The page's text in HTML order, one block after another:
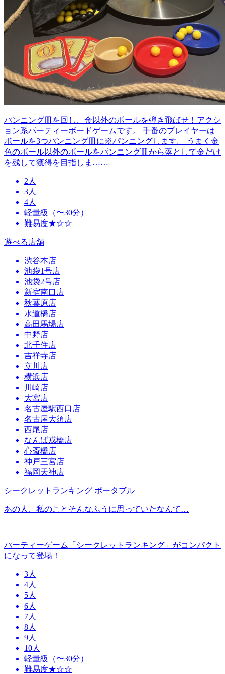
パンニング皿を回し、金以外のボールを弾き飛ばせ！アクシ
ョン系パーティーボードゲームです。 手番のプレイヤーは
ボールを3つパンニング皿に※パンニングします。 うまく金
色のボール以外のボールをパンニング皿から落として金だけ
を残して獲得を目指しま……
2人
3人
4人
軽量級（〜30分）
難易度★☆☆
遊べる店舗
渋谷本店
池袋1号店
池袋2号店
新宿南口店
秋葉原店
水道橋店
高田馬場店
中野店
北千住店
吉祥寺店
立川店
横浜店
川崎店
大宮店
名古屋駅西口店
名古屋大須店
西尾店
なんば戎橋店
心斎橋店
神戸三宮店
福岡天神店
シークレットランキング ポータブル
あの人、私のことそんなふうに思っていたなんて…
パーティーゲーム「シークレットランキング」がコンパクト
になって登場！
3人
4人
5人
6人
7人
8人
9人
10人
軽量級（〜30分）
難易度★☆☆